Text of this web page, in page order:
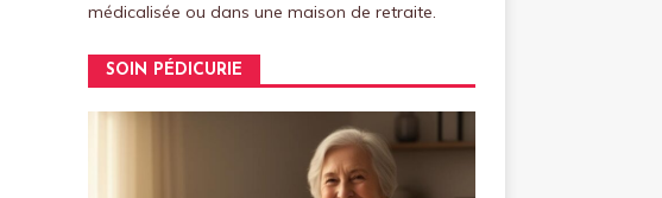
médicalisée ou dans une maison de retraite.
SOIN PÉDICURIE